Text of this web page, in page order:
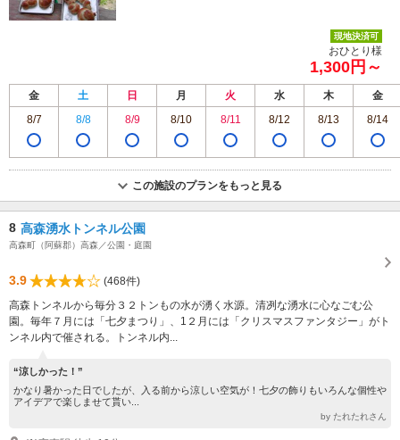
現地決済可
おひとり様
1,300円～
金 土 日 月 火 水 木
金
8/7
8/8 8/9 8/10 8/11 8/12 8/13 8/14
この施設のプランをもっと見る
8 高森湧水トンネル公園
高森町（阿蘇郡）高森／公園・庭園
3.9
(468件)
高森トンネルから毎分３２トンもの水が湧く水源。清冽な湧水に心なごむ公
園。毎年７月には「七夕まつり」、1２月には「クリスマスファンタジー」がト
ンネル内で催される。トンネル内...
“涼しかった！”
かなり暑かった日でしたが、入る前から涼しい空気が！七夕の飾りもいろんな個性や
アイデアで楽しませて貰い...
by たれたれさん